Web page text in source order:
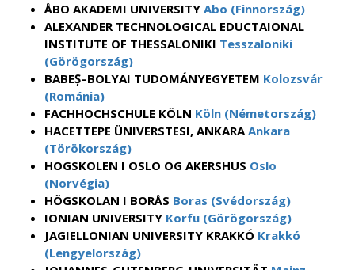
ÅBO AKADEMI UNIVERSITY Abo (Finnország)
ALEXANDER TECHNOLOGICAL EDUCTAIONAL
INSTITUTE OF THESSALONIKI Tesszaloniki
(Görögország)
BABEȘ–BOLYAI TUDOMÁNYEGYETEM Kolozsvár
(Románia)
FACHHOCHSCHULE KÖLN Köln (Németország)
HACETTEPE ÜNIVERSTESI, ANKARA Ankara
(Törökország)
HOGSKOLEN I OSLO OG AKERSHUS Oslo
(Norvégia)
HÖGSKOLAN I BORÅS Boras (Svédország)
IONIAN UNIVERSITY Korfu (Görögország)
JAGIELLONIAN UNIVERSITY KRAKKÓ Krakkó
(Lengyelország)